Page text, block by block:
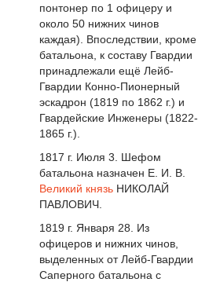
понтонер по 1 офицеру и
около 50 нижних чинов
каждая). Впоследствии, кроме
батальона, к составу Гвардии
принадлежали ещё Лейб-
Гвардии Конно-Пионерный
эскадрон (1819 по 1862 г.) и
Гвардейские Инженеры (1822-
1865 г.).
1817 г. Июля 3. Шефом
батальона назначен Е. И. В.
Великий князь НИКОЛАЙ
ПАВЛОВИЧ.
1819 г. Января 28. Из
офицеров и нижних чинов,
выделенных от Лейб-Гвардии
Саперного батальона с